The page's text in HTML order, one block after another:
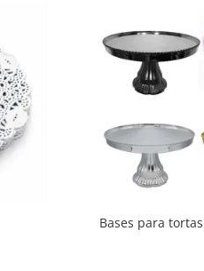
Bases para tortas